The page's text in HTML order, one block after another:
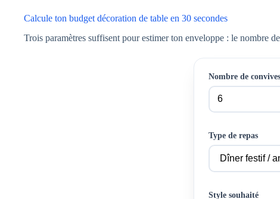
Calcule ton budget décoration de table en 30 secondes
Trois paramètres suffisent pour estimer ton enveloppe : le nombre
Nombre de convives
Type de repas
Style souhaité